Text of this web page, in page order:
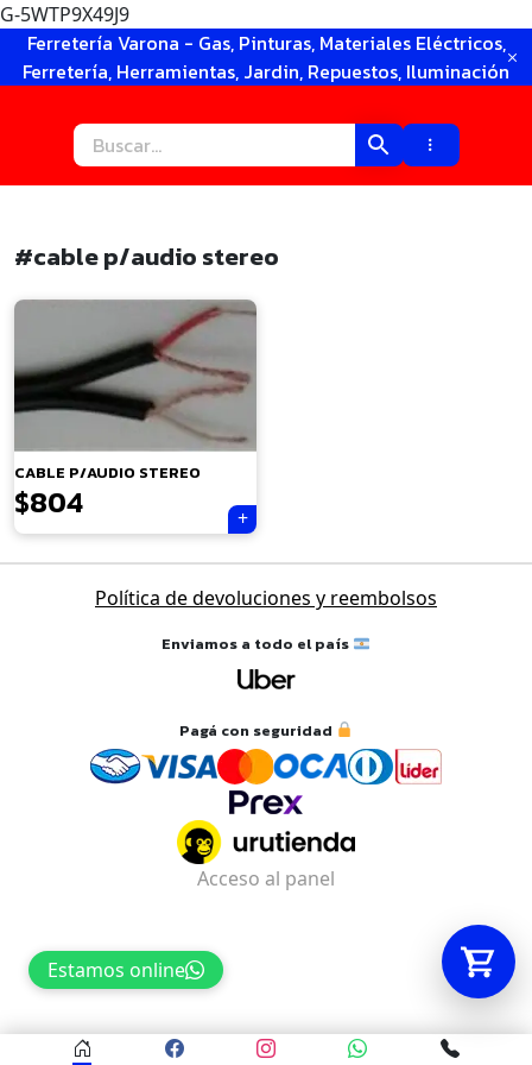
G-5WTP9X49J9
Ferretería Varona - Gas, Pinturas, Materiales Eléctricos,
Ferretería, Herramientas, Jardin, Repuestos, Iluminación
#cable p/audio stereo
CABLE P/AUDIO STEREO
$804
Política de devoluciones y reembolsos
Enviamos a todo el país
Pagá con seguridad
Estamos online
Acceso al panel
Tu carrito está vacío.
Agregá un producto y aparecerá acá